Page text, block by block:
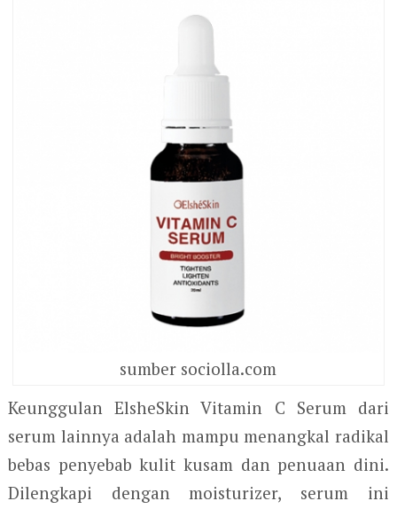
sumber sociolla.com
Keunggulan ElsheSkin Vitamin C Serum dari
serum lainnya adalah mampu menangkal radikal
bebas penyebab kulit kusam dan penuaan dini.
Dilengkapi dengan moisturizer, serum ini